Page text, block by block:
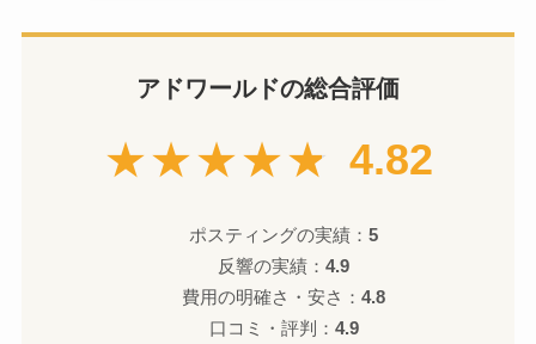
アドワールドの総合評価
★★★★★ 4.82
ポスティングの実績：5
反響の実績：4.9
費用の明確さ・安さ：4.8
口コミ・評判： 4.9